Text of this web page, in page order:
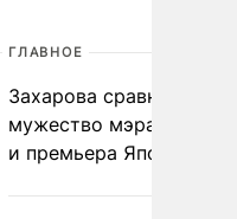
ГЛАВНОЕ
Захарова сравнила
мужество мэра
и премьера Японии